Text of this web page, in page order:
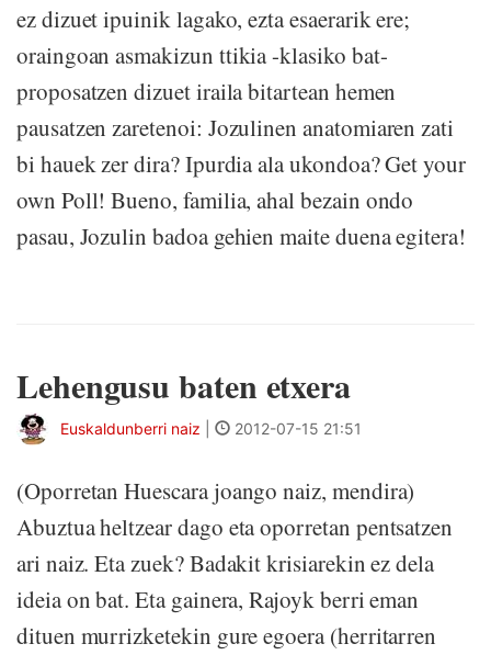
ez dizuet ipuinik lagako, ezta esaerarik ere;
oraingoan asmakizun ttikia -klasiko bat-
proposatzen dizuet iraila bitartean hemen
pausatzen zaretenoi: Jozulinen anatomiaren zati
bi hauek zer dira? Ipurdia ala ukondoa? Get your
own Poll! Bueno, familia, ahal bezain ondo
pasau, Jozulin badoa gehien maite duena egitera!
Lehengusu baten etxera
Euskaldunberri naiz 2012-07-15 21:51
(Oporretan Huescara joango naiz, mendira)
Abuztua heltzear dago eta oporretan pentsatzen
ari naiz. Eta zuek? Badakit krisiarekin ez dela
ideia on bat. Eta gainera, Rajoyk berri eman
dituen murrizketekin gure egoera (herritarren